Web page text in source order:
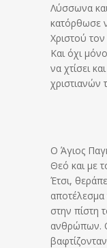
Λύσσωνα
κατόρθωσε
Χριστού
Και όχι
να χτίσει
χριστιανών
Ο Άγιος
Θεό και με
Έτσι,
στην πίστη
ανθρώπων.